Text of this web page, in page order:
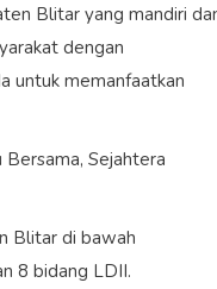
Blitar yang mandiri
dengan
untuk memanfaatkan
Sejahtera
Blitar di bawah
8 bidang LDII.